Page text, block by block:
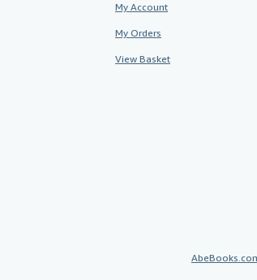
My Account
My Orders
View Basket